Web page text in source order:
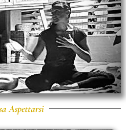
per creare il vostro ritiro
e lezioni private per
beneficio dal vostro ritiro
con noi.
Aspettarsi